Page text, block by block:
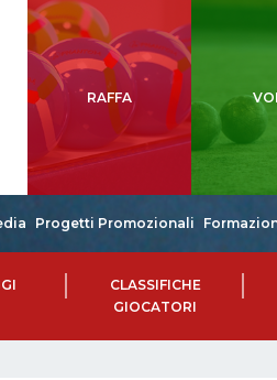
RAFFA
Progetti Promozionali
CLASSIFICHE
GIOCATORI